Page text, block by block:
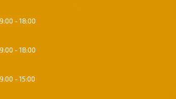
18:00
18:00
15:00